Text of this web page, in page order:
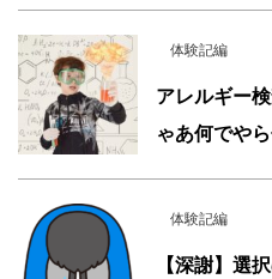
体験記編
アレルギー
ゃあ何でや
体験記編
【深謝】選